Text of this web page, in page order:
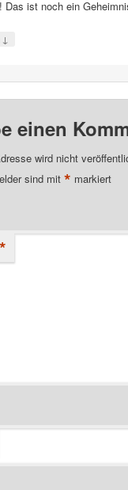
Das ist noch ein
↓
einen
wird nicht
sind mit* markiert
*